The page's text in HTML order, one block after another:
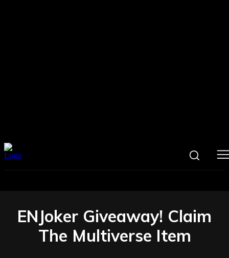
ENJoker Giveaway! Claim
The Multiverse Item